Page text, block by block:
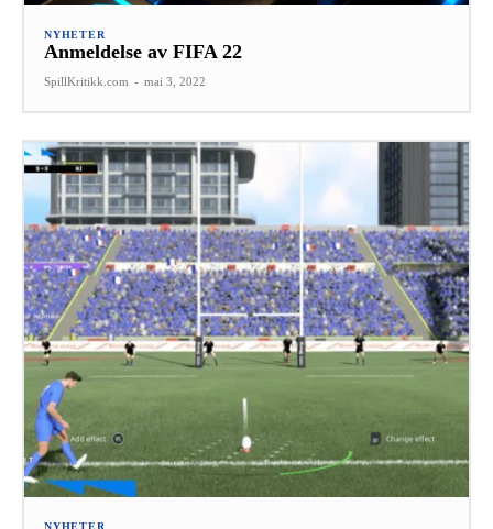
NYHETER
Anmeldelse av FIFA 22
SpillKritikk.com - mai 3, 2022